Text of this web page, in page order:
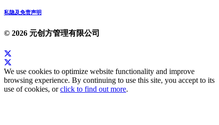
私隐及免责声明
© 2026 元创方管理有限公司
We use cookies to optimize website functionality and improve
browsing experience. By continuing to use this site, you accept to its
use of cookies, orclick to find out more.